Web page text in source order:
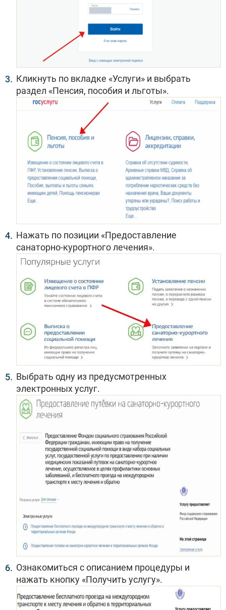
Кликнуть по вкладке «Услуги» и выбрать
раздел «Пенсия, пособия и льготы».
Нажать по позиции «Предоставление
санаторно-курортного лечения».
Выбрать одну из предусмотренных
электронных услуг.
Ознакомиться с описанием процедуры и
нажать кнопку «Получить услугу».